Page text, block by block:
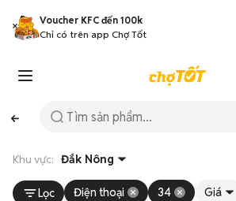
Voucher KFC đến 100k
Chỉ có trên app Chợ Tốt
Khu vực: Đắk Nông
Lọc Điện thoại 34 Giá